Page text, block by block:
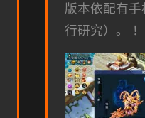
版本依配有
行研究）。 ！